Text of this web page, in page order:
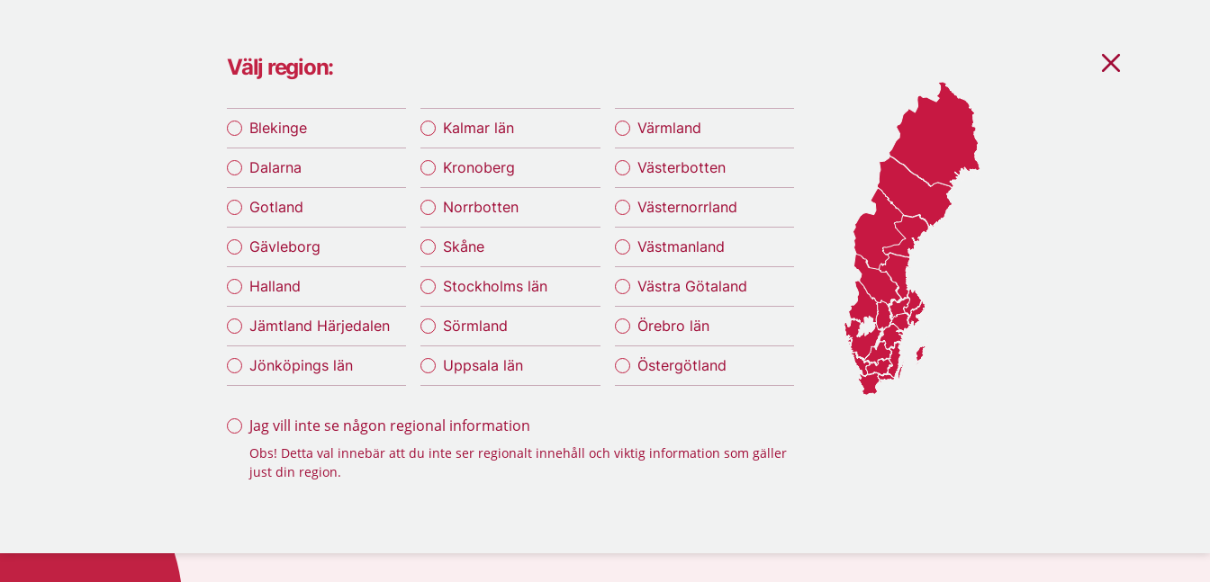
Välj region:
Blekinge
Dalarna
Gotland
Gävleborg
Halland
Jämtland Härjedalen
Jönköpings län
Kalmar län
Kronoberg
Norrbotten
Skåne
Stockholms län
Sörmland
Uppsala län
Värmland
Västerbotten
Västernorrland
Västmanland
Västra Götaland
Örebro län
Östergötland
Jag vill inte se någon regional information
Obs! Detta val innebär att du inte ser regionalt innehåll och viktig information som gäller
just din region.